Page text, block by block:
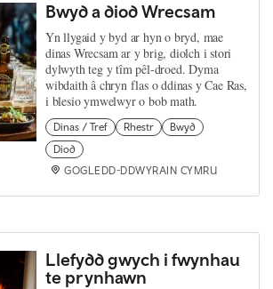
Bwyd a diod Wrecsam
Yn llygaid y byd ar hyn o bryd, mae
dinas Wrecsam ar y brig, diolch i stori
dylwyth teg y tîm pêl-droed. Dyma
wibdaith â chryn flas o ddinas y Cae Ras,
i blesio ymwelwyr o bob math.
Dinas / Tref Rhestr
Bwyd
Diod
GOGLEDD-DDWYRAIN CYMRU
Llefydd gwych i fwynhau
te prynhawn